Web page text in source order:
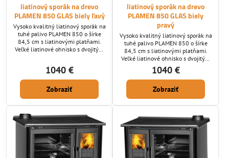
liatinový sporák na drevo
PLAMEN 850 GLAS biely ľavý
Vysoko kvalitný liatinový sporák na
tuhé palivo PLAMEN 850 o šírke
84,5 cm s liatinovými platňami.
Veľké liatinové ohnisko s dvojitým
hľadáte vysokú kvalitu za dobrú
cenu tak ste tu správne. Ponúkame
Vám kvalitný sporák prevedený z
liatiny najvyššej kvality potiahnutú
1040 €
Zobraziť
liatinový sporák na drevo
PLAMEN 850 GLAS biely
pravý
Vysoko kvalitný liatinový sporák na
tuhé palivo PLAMEN 850 o šírke
84,5 cm s liatinovými platňami.
Veľké liatinové ohnisko s dvojitým
spaľovaním, veľká smaltovaná rúra
na pečenie, samočistiace sklo. Ak
hľadáte vysokú kvalitu za dobrú
cenu tak ste tu správne. Ponúkame
Vám kvalitný sporák prevedený z
liatiny najvyššej kvality potiahnutú
vysokým tlakom a je bez...
1040 €
Zobraziť